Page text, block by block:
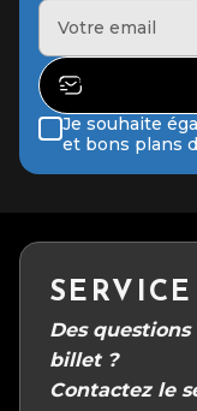
Je souhaite
et bons plans
Des
billet ?
Contactez le